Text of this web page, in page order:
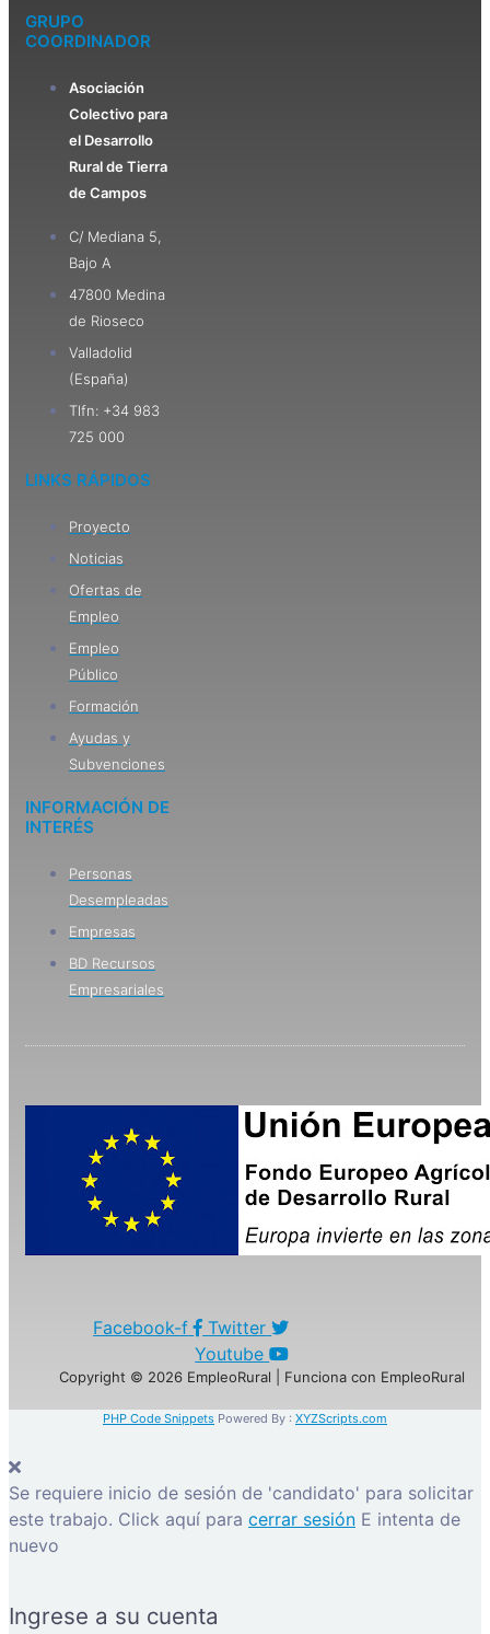
GRUPO
COORDINADOR
Asociación
Colectivo para
el Desarrollo
Rural de Tierra
de Campos
C/ Mediana 5,
Bajo A
47800 Medina
de Rioseco
Valladolid
(España)
Tlfn: +34 983
725 000
LINKS RÁPIDOS
Proyecto
Noticias
Ofertas de
Empleo
Empleo
Público
Formación
Ayudas y
Subvenciones
INFORMACIÓN DE
INTERÉS
Personas
Desempleadas
Empresas
BD Recursos
Empresariales
Facebook-f
Twitter
Youtube
Copyright © 2026 EmpleoRural | Funciona con EmpleoRural
PHP Code Snippets Powered By : XYZScripts.com
Se requiere inicio de sesión de 'candidato' para solicitar
este trabajo. Click aquí para cerrar sesión E intenta de
nuevo
Ingrese a su cuenta